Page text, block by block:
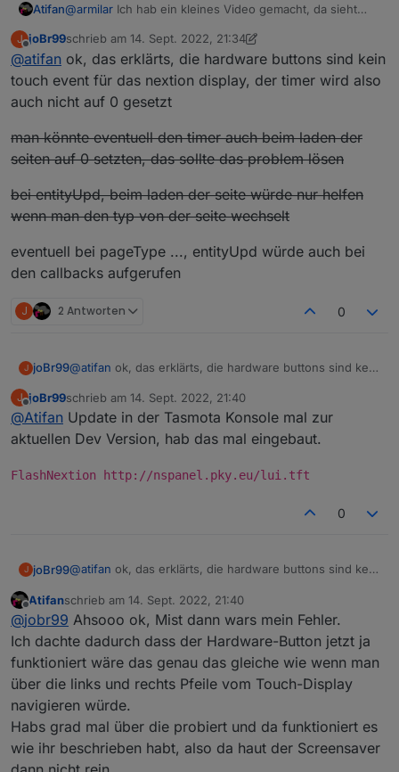
Atifan@armilar Ich hab ein kleines Video gemacht, da sieht
Der Screensaver ist da Testweise mal auf 3 Sekunden
eingestellt.
https://streamable.com/8gpgr3
J
Offline
joBr99schrieb am 14. Sept. 2022, 21:34
zuletzt editiert von joBr99
@atifan ok, das erklärts, die hardware buttons sind kein
touch event für das nextion display, der timer wird also
auch nicht auf 0 gesetzt
man könnte eventuell den timer auch beim laden der
seiten auf 0 setzten, das sollte das problem lösen
bei entityUpd, beim laden der seite würde nur helfen
wenn man den typ von der seite wechselt
eventuell bei pageType ..., entityUpd würde auch bei
den callbacks aufgerufen
J 2 Antworten 0
J joBr99@atifan ok, das erklärts, die hardware buttons sind kein
auch nicht auf 0 gesetzt
man könnte eventuell den timer auch beim laden der
seiten auf 0 setzten, das sollte das problem lösen
bei entityUpd, beim laden der seite würde nur helfen
eventuell bei pageType ..., entityUpd würde auch bei
den callbacks aufgerufen
J
Offline
joBr99schrieb am 14. Sept. 2022, 21:40
zuletzt editiert von
@Atifan Update in der Tasmota Konsole mal zur
aktuellen Dev Version, hab das mal eingebaut.
FlashNextion http://nspanel.pky.eu/lui.tft
0
J joBr99@atifan ok, das erklärts, die hardware buttons sind kein
auch nicht auf 0 gesetzt
man könnte eventuell den timer auch beim laden der
seiten auf 0 setzten, das sollte das problem lösen
bei entityUpd, beim laden der seite würde nur helfen
wenn man den typ von der seite wechselt
eventuell bei pageType ..., entityUpd würde auch bei
den callbacks aufgerufen
Offline
Atifanschrieb am 14. Sept. 2022, 21:40
zuletzt editiert von
@jobr99 Ahsooo ok, Mist dann wars mein Fehler.
Ich dachte dadurch dass der Hardware-Button jetzt ja
funktioniert wäre das genau das gleiche wie wenn man
über die links und rechts Pfeile vom Touch-Display
navigieren würde.
Habs grad mal über die probiert und da funktioniert es
wie ihr beschrieben habt, also da haut der Screensaver